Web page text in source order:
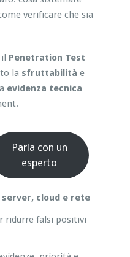
verificare che sia
Penetration Test
la sfruttabilità e
evidenza tecnica
Parla con un
esperto
server, cloud e rete
ridurre falsi positivi